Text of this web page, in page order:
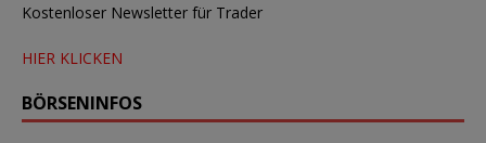
Kostenloser Newsletter für Trader
HIER KLICKEN
BÖRSENINFOS